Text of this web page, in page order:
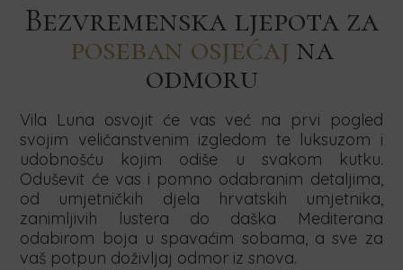
Bezvremenska ljepota za
poseban osjećaj na
odmoru
Vila Luna osvojit će vas već na prvi pogled
svojim veličanstvenim izgledom te luksuzom i
udobnošću kojim odiše u svakom kutku.
Oduševit će vas i pomno odabranim detaljima,
od umjetničkih djela hrvatskih umjetnika,
zanimljivih lustera do daška Mediterana
odabirom boja u spavaćim sobama, a sve za
vaš potpun doživljaj odmor iz snova.